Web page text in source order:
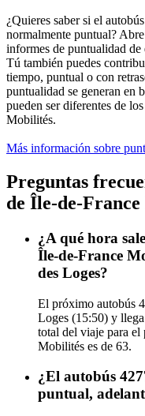
¿Quieres saber si el
normalmente puntual?
informes de puntualidad de
Tú también puedes
tiempo, puntual o con
puntualidad se generan en
pueden ser diferentes de
Mobilités.
Más información sobre
Preguntas
de Île-de-
¿A qué hora
Île-de-France
des Loges?
El próximo autobús
Loges (15:50) y
total del viaje para el
Mobilités es de 63.
¿El autobús
puntual,